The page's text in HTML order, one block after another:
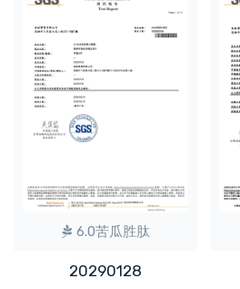
6.0苦瓜胜肽
20290128